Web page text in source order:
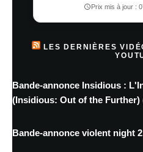
Prix mis à jour :
LES DERNIÈRES
Bande-annonce Insidious :
(Insidious: Out of the Further)
Bande-annonce violent night 2